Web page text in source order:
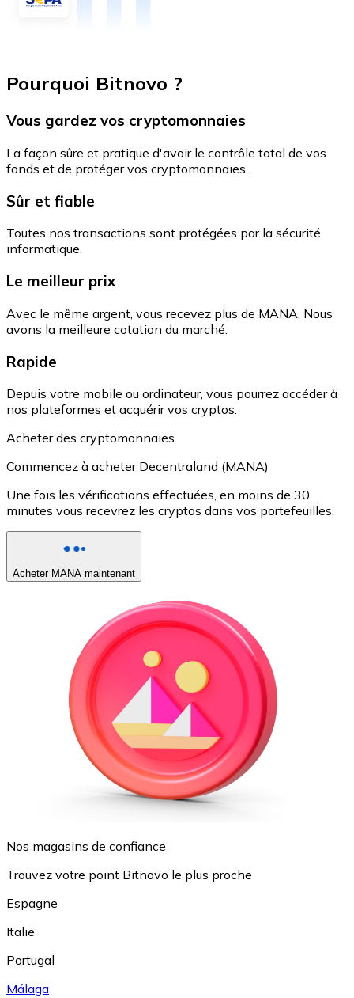
Pourquoi Bitnovo ?
Vous gardez vos cryptomonnaies
La façon sûre et pratique d'avoir le contrôle total de vos
fonds et de protéger vos cryptomonnaies.
Sûr et fiable
Toutes nos transactions sont protégées par la sécurité
informatique.
Le meilleur prix
Avec le même argent, vous recevez plus de MANA. Nous
avons la meilleure cotation du marché.
Rapide
Depuis votre mobile ou ordinateur, vous pourrez accéder à
nos plateformes et acquérir vos cryptos.
Acheter des cryptomonnaies
Commencez à acheter Decentraland (MANA)
Une fois les vérifications effectuées, en moins de 30
minutes vous recevrez les cryptos dans vos portefeuilles.
Acheter MANA maintenant
Nos magasins de confiance
Trouvez votre point Bitnovo le plus proche
Espagne
Italie
Portugal
Málaga